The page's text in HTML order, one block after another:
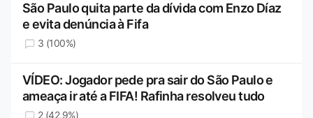
São Paulo quita parte da dívida com Enzo Díaz
e evita denúncia à Fifa
3 (100%)
VÍDEO: Jogador pede pra sair do São Paulo e
ameaça ir até a FIFA! Rafinha resolveu tudo
2 (42,9%)